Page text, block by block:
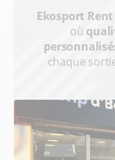
Ekosport Rent
où
chaque